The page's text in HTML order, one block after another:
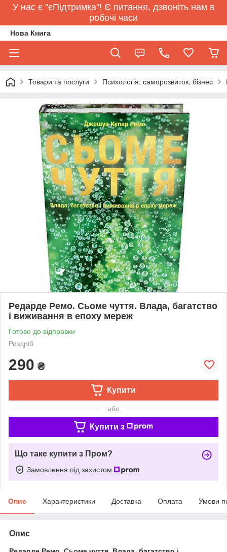
У нас є "єПідтримка"! Є питання, дзвоніть нам в
робочі часи
Нова Книга
Товари та послуги Психологія, саморозвиток, бізнес
Редарде Ремо. Сьоме чуття. Влада, багатство
і виживання в епоху мереж
Готово до відправки
Роздріб
290 ₴
Купити
або
Купити з
Що таке купити з Пром?
Замовлення під захистом
Опис Характеристики Доставка Оплата Умови
Опис